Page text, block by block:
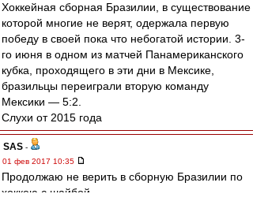
Хоккейная сборная Бразилии, в существование
которой многие не верят, одержала первую
победу в своей пока что небогатой истории. 3-
го июня в одном из матчей Панамериканского
кубка, проходящего в эти дни в Мексике,
бразильцы переиграли вторую команду
Мексики — 5:2.
Слухи от 2015 года
SAS -
01 фев 2017 10:35
Продолжаю не верить в сборную Бразилии по
хоккею с шайбой